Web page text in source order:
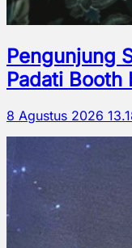
Pengunjung
Padati Booth
8 Agustus 2026